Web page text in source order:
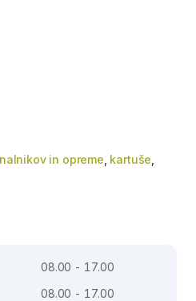
in opreme kartuše
08.00 - 17.00
08.00 - 17.00